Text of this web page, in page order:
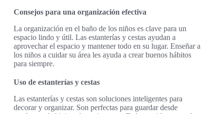
Consejos para una organización efectiva
La organización en el baño de los niños es clave para un
espacio lindo y útil. Las estanterías y cestas ayudan a
aprovechar el espacio y mantener todo en su lugar. Enseñar a
los niños a cuidar su área les ayuda a crear buenos hábitos
para siempre.
Uso de estanterías y cestas
Las estanterías y cestas son soluciones inteligentes para
decorar y organizar. Son perfectas para guardar desde